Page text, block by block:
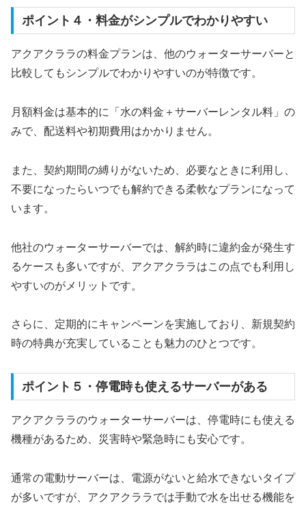
ポイント４・料金がシンプルでわかりやすい
アクアクララの料金プランは、他のウォーターサーバーと
比較してもシンプルでわかりやすいのが特徴です。
月額料金は基本的に「水の料金＋サーバーレンタル料」の
みで、配送料や初期費用はかかりません。
また、契約期間の縛りがないため、必要なときに利用し、
不要になったらいつでも解約できる柔軟なプランになって
います。
他社のウォーターサーバーでは、解約時に違約金が発生す
るケースも多いですが、アクアクララはこの点でも利用し
やすいのがメリットです。
さらに、定期的にキャンペーンを実施しており、新規契約
時の特典が充実していることも魅力のひとつです。
ポイント５・停電時も使えるサーバーがある
アクアクララのウォーターサーバーは、停電時にも使える
機種があるため、災害時や緊急時にも安心です。
通常の電動サーバーは、電源がないと給水できないタイプ
が多いですが、アクアクララでは手動で水を出せる機能を